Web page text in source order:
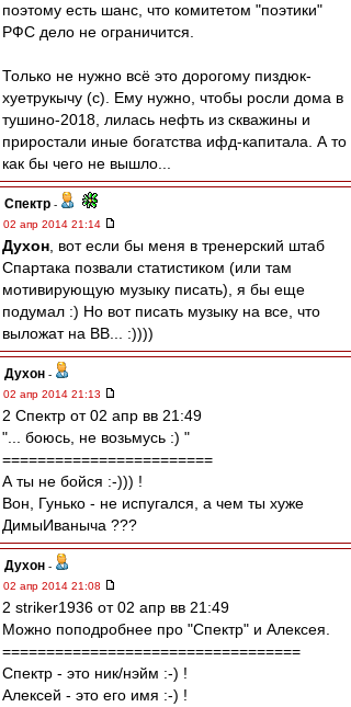
поэтому есть шанс, что комитетом "поэтики"
РФС дело не ограничится.
Только не нужно всё это дорогому пиздюк-
хуетрукычу (с). Ему нужно, чтобы росли дома в
тушино-2018, лилась нефть из скважины и
приростали иные богатства ифд-капитала. А то
как бы чего не вышло...
Спектр -
02 апр 2014 21:14
Духон , вот если бы меня в тренерский штаб
Спартака позвали статистиком (или там
мотивирующую музыку писать), я бы еще
подумал :) Но вот писать музыку на все, что
выложат на ВВ... :))))
Духон -
02 апр 2014 21:13
2 Спектр от 02 апр вв 21:49
"... боюсь, не возьмусь :) "
========================
А ты не бойся :-))) !
Вон, Гунько - не испугался, а чем ты хуже
ДимыИваныча ???
Духон -
02 апр 2014 21:08
2 striker1936 от 02 апр вв 21:49
Можно поподробнее про "Спектр" и Алексея.
==================================
Спектр - это ник/нэйм :-) !
Алексей - это его имя :-) !